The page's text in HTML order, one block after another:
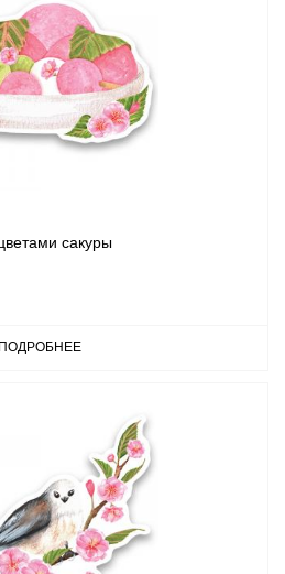
сакуры
ПОДРОБНЕЕ